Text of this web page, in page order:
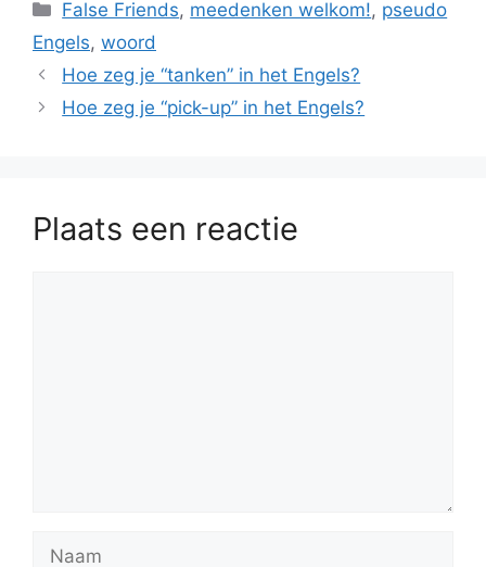
Categorieën
False Friends, meedenken welkom!, pseudo
Engels, woord
Hoe zeg je “tanken” in het Engels?
Hoe zeg je “pick-up” in het Engels?
Plaats een reactie